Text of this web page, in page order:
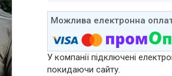
У компанії підключені
покидаючи сайту.